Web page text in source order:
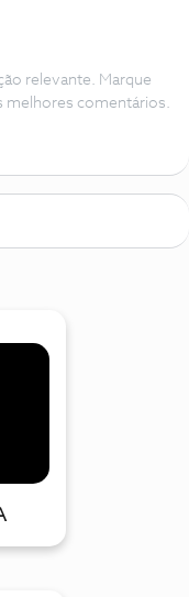
relevante. Marque
melhores comentários.